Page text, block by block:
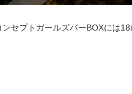
セプトガールズバーBOXには